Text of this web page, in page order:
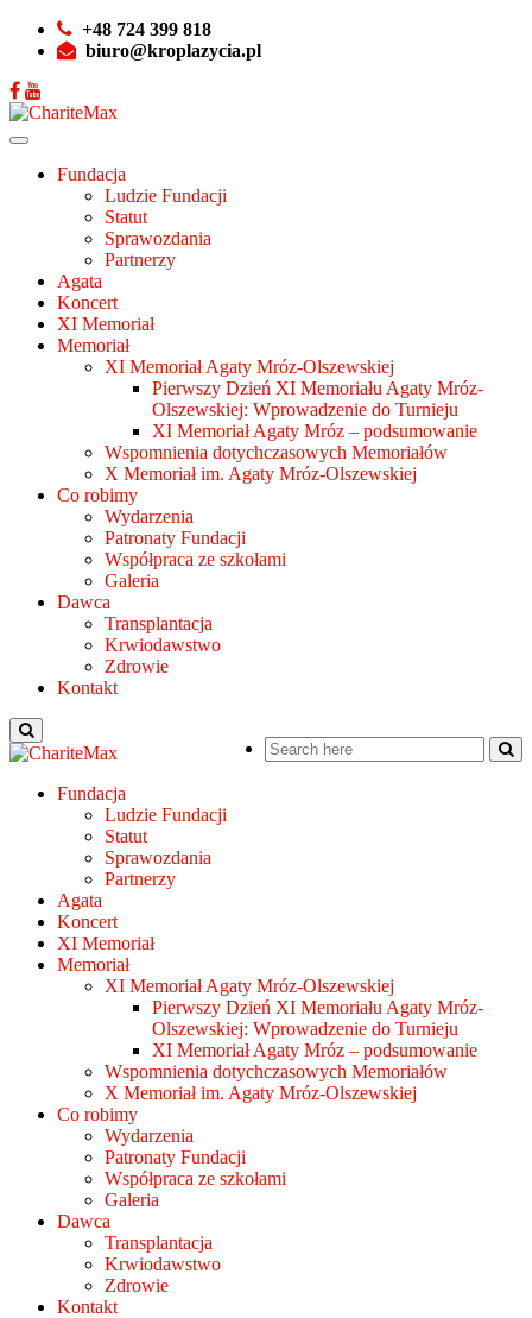
+48 724 399 818
biuro@kroplazycia.pl
Fundacja
Ludzie Fundacji
Statut
Sprawozdania
Partnerzy
Agata
Koncert
XI Memoriał
Memoriał
XI Memoriał Agaty Mróz-Olszewskiej
Pierwszy Dzień XI Memoriału Agaty Mróz-
Olszewskiej: Wprowadzenie do Turnieju
XI Memoriał Agaty Mróz – podsumowanie
Wspomnienia dotychczasowych Memoriałów
X Memoriał im. Agaty Mróz-Olszewskiej
Co robimy
Wydarzenia
Patronaty Fundacji
Współpraca ze szkołami
Galeria
Dawca
Transplantacja
Krwiodawstwo
Zdrowie
Kontakt
Fundacja
Ludzie Fundacji
Statut
Sprawozdania
Partnerzy
Agata
Koncert
XI Memoriał
Memoriał
XI Memoriał Agaty Mróz-Olszewskiej
Pierwszy Dzień XI Memoriału Agaty Mróz-
Olszewskiej: Wprowadzenie do Turnieju
XI Memoriał Agaty Mróz – podsumowanie
Wspomnienia dotychczasowych Memoriałów
X Memoriał im. Agaty Mróz-Olszewskiej
Co robimy
Wydarzenia
Patronaty Fundacji
Współpraca ze szkołami
Galeria
Dawca
Transplantacja
Krwiodawstwo
Zdrowie
Kontakt